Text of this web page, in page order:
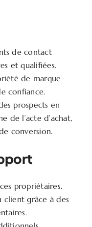
de contact
et qualifiées.
de marque
confiance.
prospects en
de l’acte d’achat,
conversion.
propriétaires.
grâce à des